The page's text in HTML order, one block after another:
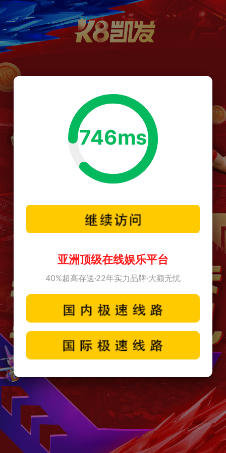
746ms
亚洲顶级在线娱乐平台
40%超高存送·22年实力品牌·大额无忧